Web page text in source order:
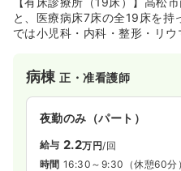
と、医療病床7床の全19床を持
では小児科・内科・整形・リ
病棟正・准看護師
夜勤のみ（パート）
給与 2.2万円/回
時間 16:30～9:30 （休憩60分）